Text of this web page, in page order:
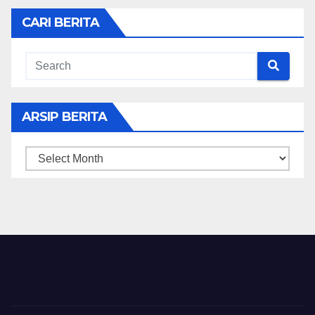
CARI BERITA
ARSIP BERITA
ARSIP